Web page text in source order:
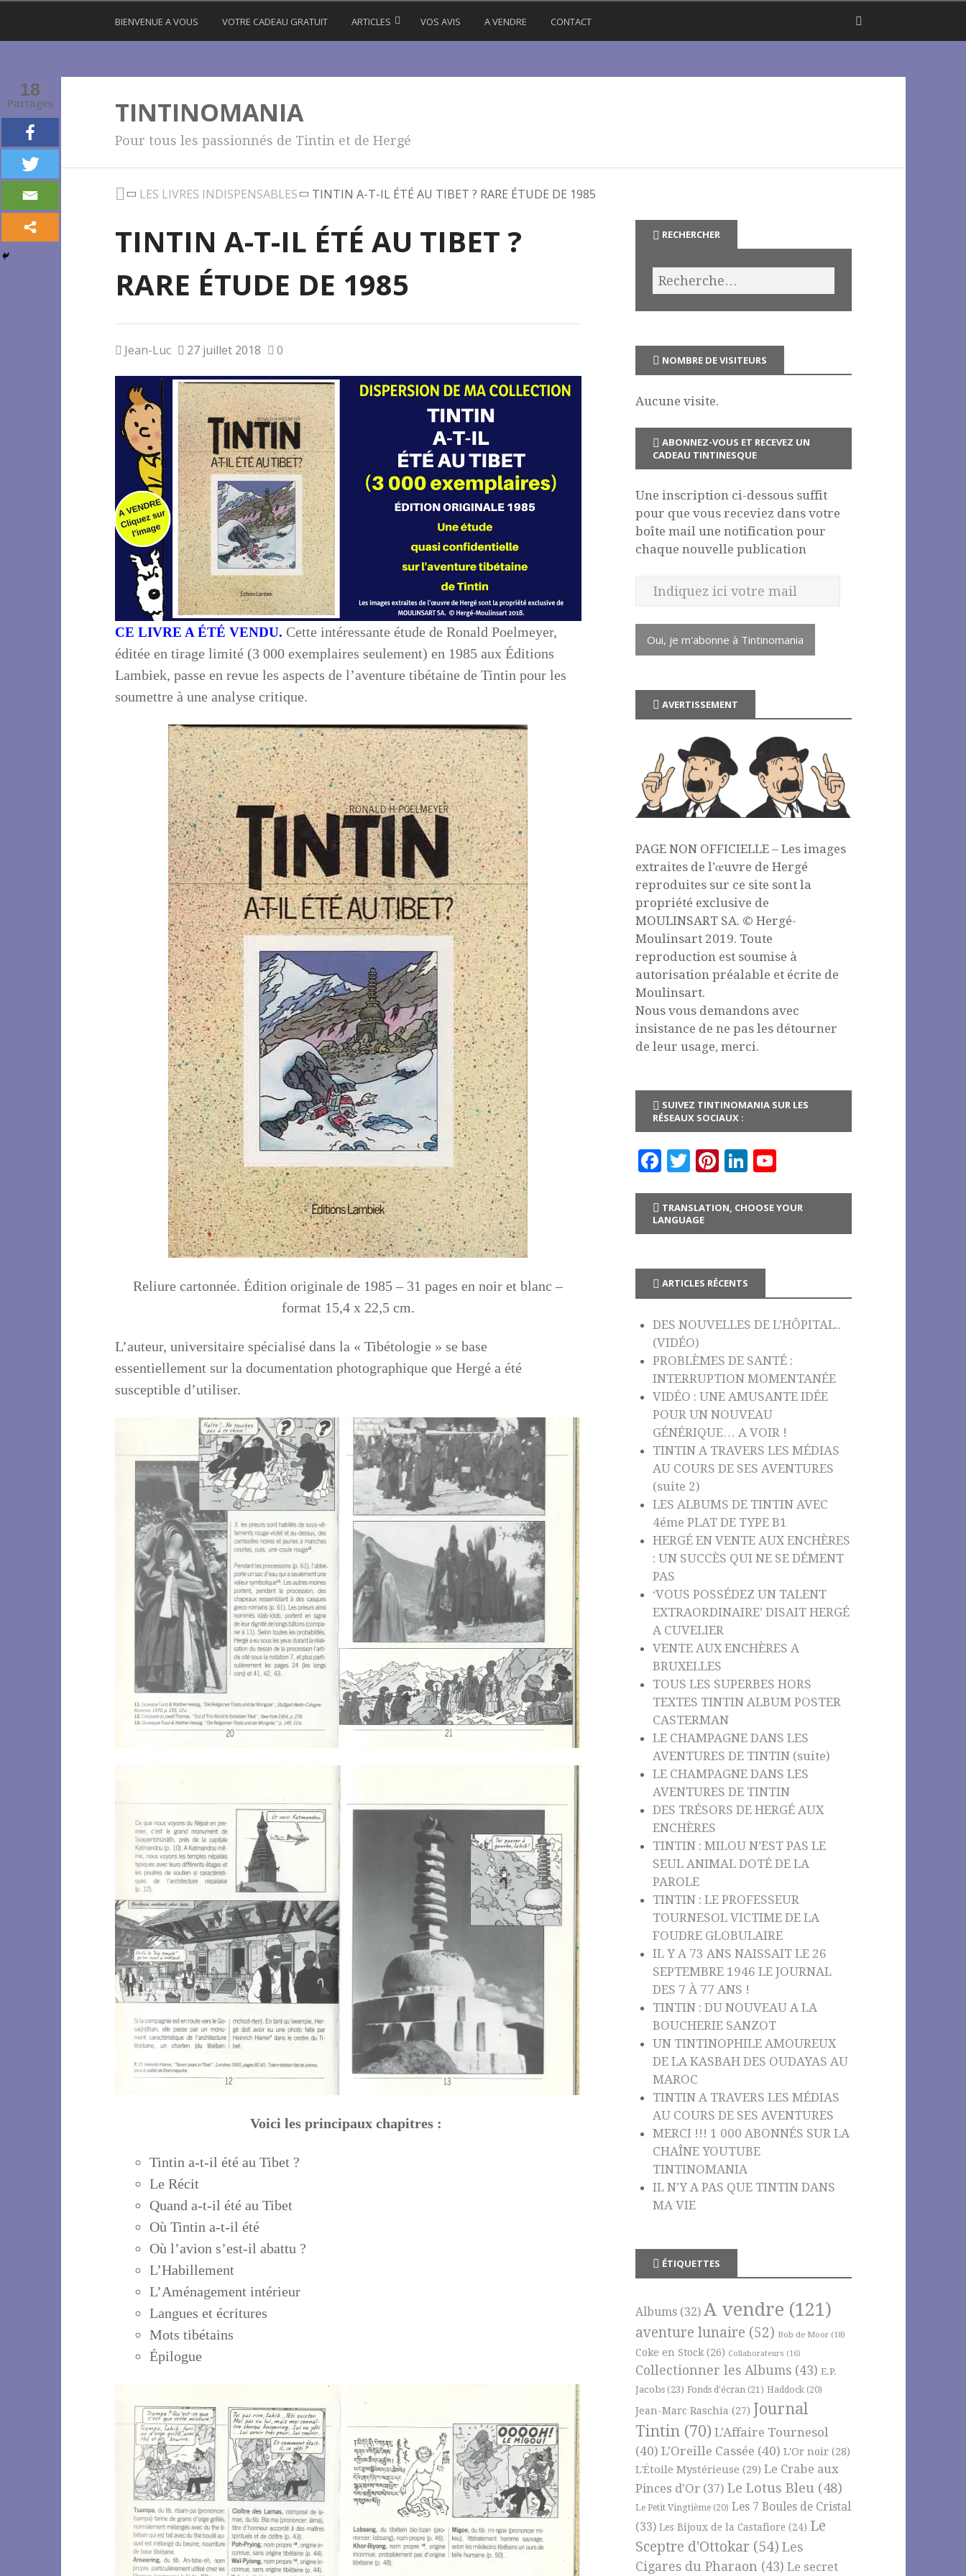
BIENVENUE A VOUS VOTRE CADEAU GRATUIT ARTICLES VOS AVIS A VENDRE CONTACT
TINTINOMANIA
Pour tous les passionnés de Tintin et de Hergé
LES LIVRES INDISPENSABLES TINTIN A-T-IL ÉTÉ AU TIBET ? RARE ÉTUDE DE 1985
TINTIN A-T-IL ÉTÉ AU TIBET ?
RARE ÉTUDE DE 1985
Jean-Luc 27 juillet 2018 0
CE LIVRE A ÉTÉ VENDU. Cette intéressante étude de Ronald Poelmeyer,
éditée en tirage limité (3 000 exemplaires seulement) en 1985 aux Éditions
Lambiek, passe en revue les aspects de l’aventure tibétaine de Tintin pour les
soumettre à une analyse critique.
Reliure cartonnée. Édition originale de 1985 – 31 pages en noir et blanc –
format 15,4 x 22,5 cm.
L’auteur, universitaire spécialisé dans la « Tibétologie » se base
essentiellement sur la documentation photographique que Hergé a été
susceptible d’utiliser.
Voici les principaux chapitres :
Tintin a-t-il été au Tibet ?
Le Récit
Quand a-t-il été au Tibet
Où Tintin a-t-il été
Où l’avion s’est-il abattu ?
L’Habillement
L’Aménagement intérieur
Langues et écritures
Mots tibétains
Épilogue
18
Partages
RECHERCHER
NOMBRE DE VISITEURS
Aucune visite.
ABONNEZ-VOUS ET RECEVEZ UN
CADEAU TINTINESQUE
Une inscription ci-dessous suffit
pour que vous receviez dans votre
boîte mail une notification pour
chaque nouvelle publication
Oui, je m'abonne à Tintinomania
AVERTISSEMENT
PAGE NON OFFICIELLE – Les images
extraites de l’œuvre de Hergé
reproduites sur ce site sont la
propriété exclusive de
MOULINSART SA. © Hergé-
Moulinsart 2019. Toute
reproduction est soumise à
autorisation préalable et écrite de
Moulinsart.
Nous vous demandons avec
insistance de ne pas les détourner
de leur usage, merci.
SUIVEZ TINTINOMANIA SUR LES
RÉSEAUX SOCIAUX :
F
c
e
o
o
k
T
it
te
Pi
te
r
t
Li
k
e
n
u
T
e
C
a
n
el
TRANSLATION, CHOOSE YOUR
LANGUAGE
ARTICLES RÉCENTS
DES NOUVELLES DE L’HÔPITAL..
(VIDÉO)
PROBLÈMES DE SANTÉ :
INTERRUPTION MOMENTANÉE
VIDÉO : UNE AMUSANTE IDÉE
POUR UN NOUVEAU
GÉNÉRIQUE… A VOIR !
TINTIN A TRAVERS LES MÉDIAS
AU COURS DE SES AVENTURES
(suite 2)
LES ALBUMS DE TINTIN AVEC
4éme PLAT DE TYPE B1
HERGÉ EN VENTE AUX ENCHÈRES
: UN SUCCÈS QUI NE SE DÉMENT
PAS
‘VOUS POSSÉDEZ UN TALENT
EXTRAORDINAIRE’ DISAIT HERGÉ
A CUVELIER
VENTE AUX ENCHÈRES A
BRUXELLES
TOUS LES SUPERBES HORS
TEXTES TINTIN ALBUM POSTER
CASTERMAN
LE CHAMPAGNE DANS LES
AVENTURES DE TINTIN (suite)
LE CHAMPAGNE DANS LES
AVENTURES DE TINTIN
DES TRÉSORS DE HERGÉ AUX
ENCHÈRES
TINTIN : MILOU N’EST PAS LE
SEUL ANIMAL DOTÉ DE LA
PAROLE
TINTIN : LE PROFESSEUR
TOURNESOL VICTIME DE LA
FOUDRE GLOBULAIRE
IL Y A 73 ANS NAISSAIT LE 26
SEPTEMBRE 1946 LE JOURNAL
DES 7 À 77 ANS !
TINTIN : DU NOUVEAU A LA
BOUCHERIE SANZOT
UN TINTINOPHILE AMOUREUX
DE LA KASBAH DES OUDAYAS AU
MAROC
TINTIN A TRAVERS LES MÉDIAS
AU COURS DE SES AVENTURES
MERCI !!! 1 000 ABONNÉS SUR LA
CHAÎNE YOUTUBE
TINTINOMANIA
IL N’Y A PAS QUE TINTIN DANS
MA VIE
ÉTIQUETTES
Albums (32) A vendre (121)
aventure lunaire (52) Bob de Moor (18)
Coke en Stock(26) Collaborateurs (16)
Collectionner les Albums (43) E.P.
Jacobs (23) Fonds d'écran (21) Haddock (20)
Jean-Marc Raschia (27) Journal
Tintin (70) L'Affaire Tournesol
(40) L'Oreille Cassée (40) L'Or noir (28)
L'Étoile Mystérieuse (29) Le Crabe aux
Pinces d'Or (37) Le Lotus Bleu (48)
Le Petit Vingtième (20) Les 7 Boules de Cristal
(33) Les Bijoux de la Castafiore (24) Le
Sceptre d'Ottokar (54) Les
Cigares du Pharaon (43) Le secret